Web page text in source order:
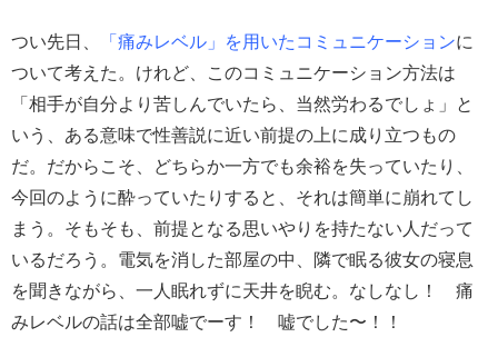
つい先日、 「痛みレベル」を用いたコミュニケーションに
ついて考えた。けれど、このコミュニケーション方法は
「相手が自分より苦しんでいたら、当然労わるでしょ」と
いう、ある意味で性善説に近い前提の上に成り立つもの
だ。だからこそ、どちらか一方でも余裕を失っていたり、
今回のように酔っていたりすると、それは簡単に崩れてし
まう。そもそも、前提となる思いやりを持たない人だって
いるだろう。電気を消した部屋の中、隣で眠る彼女の寝息
を聞きながら、一人眠れずに天井を睨む。なしなし！ 痛
みレベルの話は全部嘘でーす！ 嘘でした〜！！